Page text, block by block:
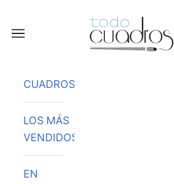
Menú
CUADROS
LOS MÁS
VENDIDOS
EN